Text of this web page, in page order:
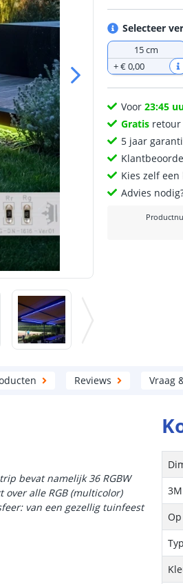
Selecteer
15 cm
+€ 0,00
Voor23:45
Gratis retour
5 jaar
Kies zelf
Advies
Reviews Vraag
bevat namelijk 36 RGBW
alle RGB (multicolor)
van een gezellig tuinfeest